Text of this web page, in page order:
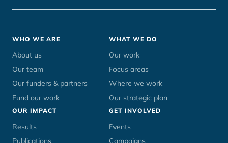
Footer
menu
WHO WE ARE
About us
Our team
Our funders & partners
Fund our work
WHAT WE DO
Our work
Focus areas
Where we work
Our strategic plan
OUR IMPACT
Results
Publications
GET INVOLVED
Events
Campaigns